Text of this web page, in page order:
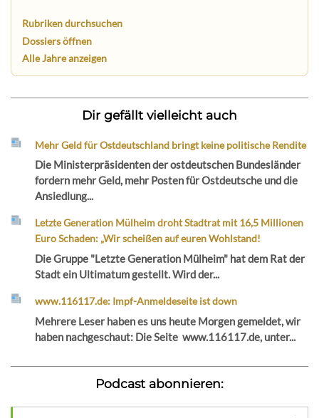
Rubriken durchsuchen
Dossiers öffnen
Alle Jahre anzeigen
Dir gefällt vielleicht auch
Mehr Geld für Ostdeutschland bringt keine politische Rendite
Die Ministerpräsidenten der ostdeutschen Bundesländer
fordern mehr Geld, mehr Posten für Ostdeutsche und die
Ansiedlung...
Letzte Generation Mülheim droht Stadtrat mit 16,5 Millionen
Euro Schaden: „Wir scheißen auf euren Wohlstand!
Die Gruppe "Letzte Generation Mülheim" hat dem Rat der
Stadt ein Ultimatum gestellt. Wird der...
www.116117.de: Impf-Anmeldeseite ist down
Mehrere Leser haben es uns heute Morgen gemeldet, wir
haben nachgeschaut: Die Seite www.116117.de, unter...
Podcast abonnieren: